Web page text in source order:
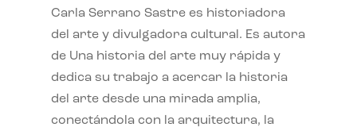
Carla Serrano Sastre es historiadora
del arte y divulgadora cultural. Es autora
de Una historia del arte muy rápida y
dedica su trabajo a acercar la historia
del arte desde una mirada amplia,
conectándola con la arquitectura, la